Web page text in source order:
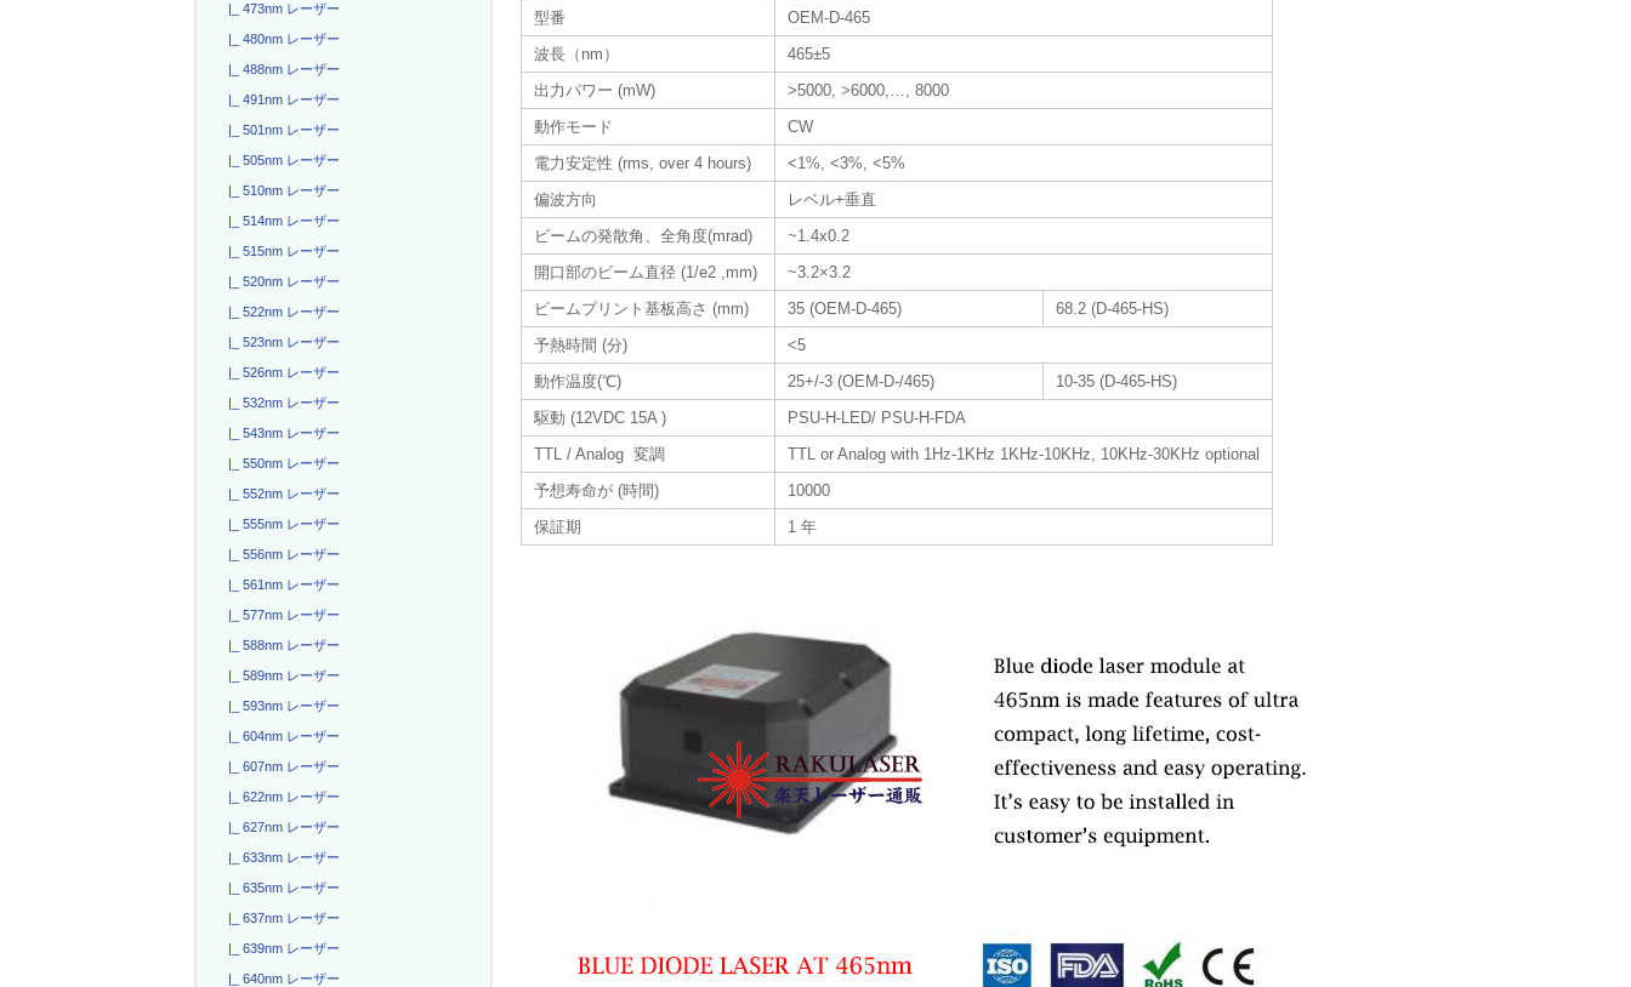
|_ 473nm レーザー
|_ 480nm レーザー
|_ 488nm レーザー
|_ 491nm レーザー
|_ 501nm レーザー
|_ 505nm レーザー
|_ 510nm レーザー
|_ 514nm レーザー
|_ 515nm レーザー
|_ 520nm レーザー
|_ 522nm レーザー
|_ 523nm レーザー
|_ 526nm レーザー
|_ 532nm レーザー
|_ 543nm レーザー
|_ 550nm レーザー
|_ 552nm レーザー
|_ 555nm レーザー
|_ 556nm レーザー
|_ 561nm レーザー
|_ 577nm レーザー
|_ 588nm レーザー
|_ 589nm レーザー
|_ 593nm レーザー
|_ 604nm レーザー
|_ 607nm レーザー
|_ 622nm レーザー
|_ 627nm レーザー
|_ 633nm レーザー
|_ 635nm レーザー
|_ 637nm レーザー
|_ 639nm レーザー
|_ 640nm レーザー
型番
OEM-D-465
波長（nm）
465±5
出力パワー (mW)
>5000, >6000,…, 8000
動作モード
CW
電力安定性 (rms, over 4 hours)
<1%, <3%, <5%
偏波方向
レベル+垂直
ビームの発散角、全角度(mrad)
~1.4x0.2
開口部のビーム直径 (1/e2 ,mm)
~3.2×3.2
ビームプリント基板高さ (mm)
35 (OEM-D-465)
68.2 (D-465-HS)
予熱時間 (分)
<5
動作温度(℃)
25+/-3 (OEM-D-/465)
10-35 (D-465-HS)
駆動 (12VDC 15A )
PSU-H-LED/ PSU-H-FDA
TTL / Analog 変調
TTL or Analog with 1Hz-1KHz 1KHz-10KHz, 10KHz-30KHz optional
予想寿命が (時間)
10000
保証期
1 年